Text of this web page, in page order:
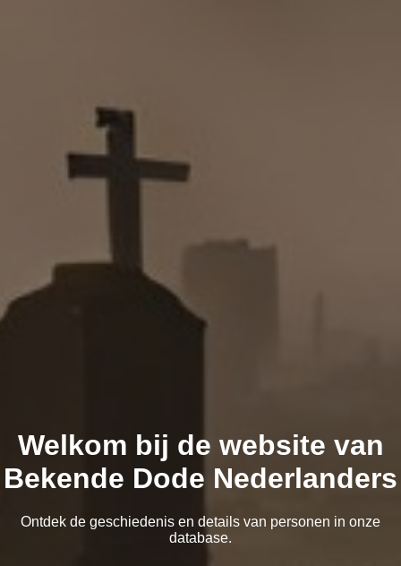
Welkom bij de website van
Bekende Dode Nederlanders
Ontdek de geschiedenis en details van personen in onze
database.